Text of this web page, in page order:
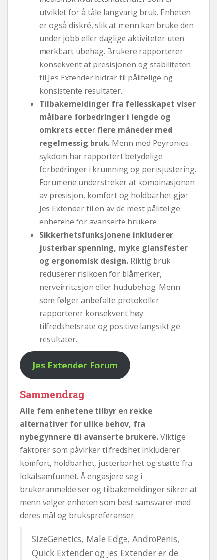
utviklet for å tåle langvarig bruk. Enheten
er også diskré, slik at menn kan bruke den
under jobb eller daglige aktiviteter uten
merkbart ubehag. Brukere rapporterer
konsekvent at presisjonen og stabiliteten
til Jes Extender bidrar til pålitelige og
konsistente resultater.
Tilbakemeldinger fra fellesskapet viser
målbare forbedringer i lengde og
omkrets etter flere måneder med
regelmessig bruk. Menn med Peyronies
sykdom har rapportert betydelige
forbedringer i krumning og penisjustering.
Forumene understreker at kombinasjonen
av presisjon, komfort og holdbarhet gjør
Jes Extender til en av de mest pålitelige
enhetene for avanserte brukere.
Sikkerhetsfunksjonene inkluderer
justerbar spenning, myke glansfester
og ergonomisk design. Riktig bruk
reduserer risikoen for blåmerker,
nerveirritasjon eller hudubehag. Menn
som følger anbefalte protokoller
rapporterer konsekvent høy
tilfredshetsrate og positive langsiktige
resultater.
Jes Extender Forum
Sammendrag
Alle fem enhetene tilbyr en rekke
alternativer for ulike behov, fra
nybegynnere til avanserte brukere.Viktige
faktorer som påvirker tilfredshet inkluderer
komfort, holdbarhet, justerbarhet og støtte fra
lokalsamfunnet. Å engasjere seg i
brukeranmeldelser og tilbakemeldinger sikrer at
menn velger enheten som best samsvarer med
deres mål og brukspreferanser.
SizeGenetics, Male Edge, AndroPenis,
Quick Extender og Jes Extender er de